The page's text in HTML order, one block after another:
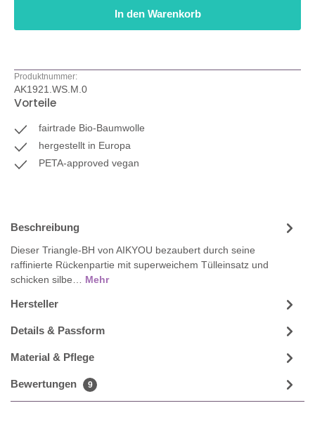
In den Warenkorb
Produktnummer:
AK1921.WS.M.0
Vorteile
fairtrade Bio-Baumwolle
hergestellt in Europa
PETA-approved vegan
Beschreibung
Dieser Triangle-BH von AIKYOU bezaubert durch seine
raffinierte Rückenpartie mit superweichem Tülleinsatz und
schicken silbe… Mehr
Hersteller
Details & Passform
Material & Pflege
Bewertungen 9